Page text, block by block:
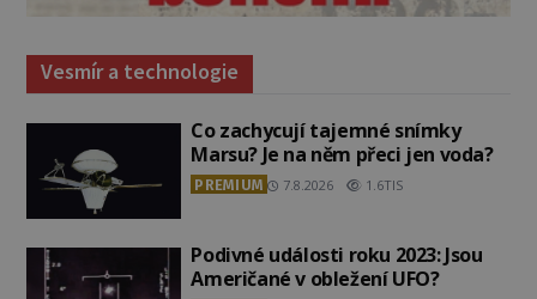
Vesmír a technologie
Co zachycují tajemné snímky
Marsu? Je na něm přeci jen voda?
PREMIUM 7.8.2026 1.6TIS
Podivné události roku 2023: Jsou
Američané v obležení UFO?